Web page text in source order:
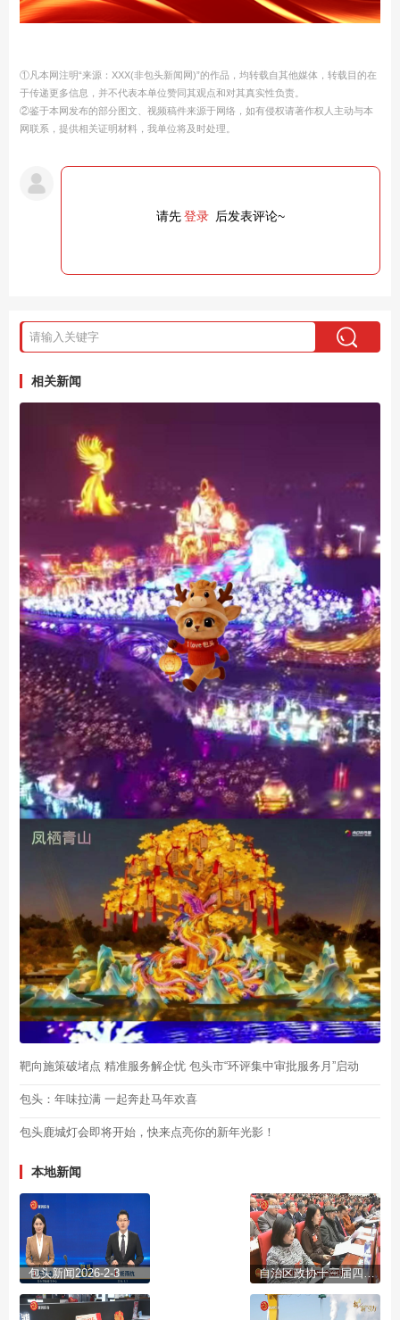
①凡本网注明“来源：XXX(非包头新闻网)”的作品，均转载自其他媒体，转载目的在
于传递更多信息，并不代表本单位赞同其观点和对其真实性负责。
②鉴于本网发布的部分图文、视频稿件来源于网络，如有侵权请著作权人主动与本
网联系，提供相关证明材料，我单位将及时处理。
请先登录 后发表评论~
相关新闻
靶向施策破堵点 精准服务解企忧 包头市“环评集中审批服务月”启动
包头：年味拉满 一起奔赴马年欢喜
包头鹿城灯会即将开始，快来点亮你的新年光影！
本地新闻
包头新闻2026-2-3 自治区政协十三届四次会议开幕